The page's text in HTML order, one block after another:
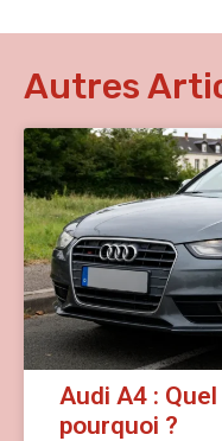
Autres
Audi A4 :
pourquoi ?